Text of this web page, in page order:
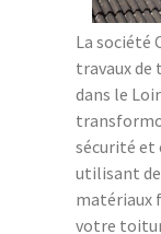
La société
travaux
dans le
sécurité et
utilisant
matériaux
votre